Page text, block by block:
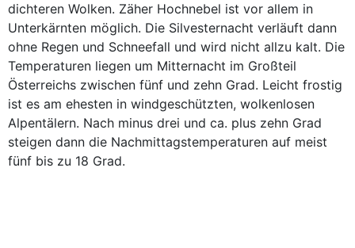
dichteren Wolken. Zäher Hochnebel ist vor allem in
Unterkärnten möglich. Die Silvesternacht verläuft dann
ohne Regen und Schneefall und wird nicht allzu kalt. Die
Temperaturen liegen um Mitternacht im Großteil
Österreichs zwischen fünf und zehn Grad. Leicht frostig
ist es am ehesten in windgeschützten, wolkenlosen
Alpentälern. Nach minus drei und ca. plus zehn Grad
steigen dann die Nachmittagstemperaturen auf meist
fünf bis zu 18 Grad.